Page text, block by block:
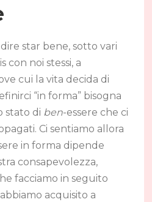
star bene, sotto vari
con noi stessi, a
cui la vita decida di
“in forma” bisogna
stato di ben-essere che ci
Ci sentiamo allora
in forma dipende
consapevolezza,
facciamo in seguito
acquisito a